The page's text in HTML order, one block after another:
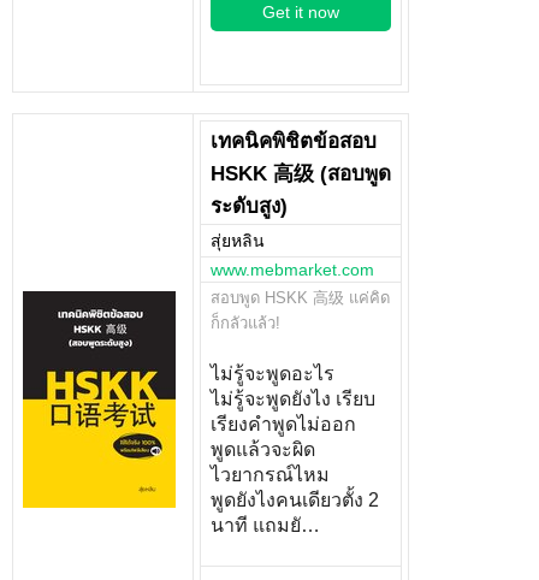
Get it now
เทคนิคพิชิตข้อสอบ
HSKK 高级 (สอบพูด
ระดับสูง)
สุ่ยหลิน
www.mebmarket.com
สอบพูด HSKK 高级 แค่คิด
ก็กลัวแล้ว!
ไม่รู้จะพูดอะไร
ไม่รู้จะพูดยังไง เรียบ
เรียงคำพูดไม่ออก
พูดแล้วจะผิด
ไวยากรณ์ไหม
พูดยังไงคนเดียวตั้ง 2
นาที แถมยั…